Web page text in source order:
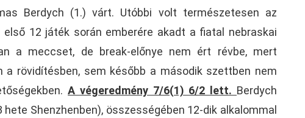
Berdych (1.) várt. Utóbbi volt természetesen az
12 játék során emberére akadt a fiatal nebraskai
a meccset, de break-előnye nem ért révbe, mert
a rövidítésben, sem később a második szettben nem
A végeredmény 7/6(1) 6/2 lett. Berdych
Shenzhenben), összességében 12-dik alkalommal